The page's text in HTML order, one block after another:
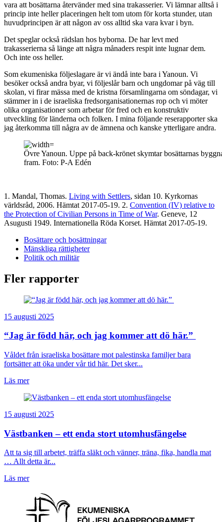
vara att bosättarna återvänder med sina trakasserier. Vi lämnar alltså i
princip inte heller placeringen helt tom utom för korta stunder, utan
huvudprincipen är att någon av oss alltid ska vara kvar i byn.
Det speglar också rädslan hos byborna. De har levt med
trakasserierna så länge att några månaders respit inte lugnar dem.
Och inte oss heller.
Som ekumeniska följeslagare är vi ändå inte bara i Yanoun. Vi
besöker också andra byar, vi följeslår barn och ungdomar på väg till
skolan, vi firar mässa med de kristna församlingarna om söndagar, vi
stämmer in i de israeliska fredsorganisationernas rop och vi möter
olika organisationer som arbetar för fred och en konstruktiv
utveckling för länderna och folken. I mina följande reserapporter ska
jag återkomma till några av de ämnena och kanske ytterligare andra.
Övre Yanoun. Uppe på back-krönet skymtar bosättarnas
fram. Foto: P-A Edén
1. Mandal, Thomas. Living with Settlers, sidan 10. Kyrkornas
världsråd, 2006. Hämtat 2017-05-19. 2. Convention (IV) relative to
the Protection of Civilian Persons in Time of War. Geneve, 12
Asugusti 1949. Internationella Röda Korset. Hämtat 2017-05-19.
Bosättare och bosättningar
Mänskliga rättigheter
Politik och militär
Fler rapporter
15 augusti 2025
“Jag är född här, och jag kommer att dö här.”
Våldet från israeliska bosättare mot palestinska familjer bara
fortsätter att öka under vår tid här. Det sker...
Läs mer
15 augusti 2025
Västbanken – ett enda stort utomhusfängelse
Att ta sig till arbetet, träffa släkt och vänner, träna, fika, handla mat
… Allt detta är...
Läs mer